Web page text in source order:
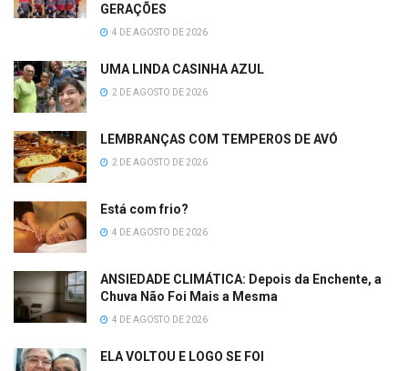
GERAÇÕES
4 DE AGOSTO DE 2026
UMA LINDA CASINHA AZUL
2 DE AGOSTO DE 2026
LEMBRANÇAS COM TEMPEROS DE AVÓ
2 DE AGOSTO DE 2026
Está com frio?
4 DE AGOSTO DE 2026
ANSIEDADE CLIMÁTICA: Depois da Enchente, a
Chuva Não Foi Mais a Mesma
4 DE AGOSTO DE 2026
ELA VOLTOU E LOGO SE FOI